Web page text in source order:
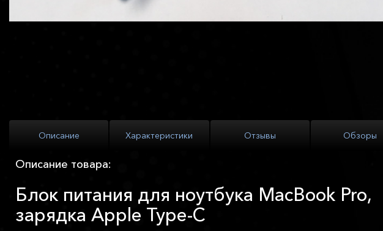
Описание Характеристики Отзывы Обзоры
Описание товара:
Блок питания для ноутбука MacBook Pro,
зарядка Apple Type-C